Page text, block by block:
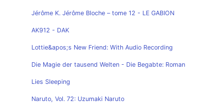
Jérôme K. Jérôme Bloche – tome 12 - LE GABION
AK912 - DAK
Lottie&apos;s New Friend: With Audio Recording
Die Magie der tausend Welten - Die Begabte: Roman
Lies Sleeping
Naruto, Vol. 72: Uzumaki Naruto